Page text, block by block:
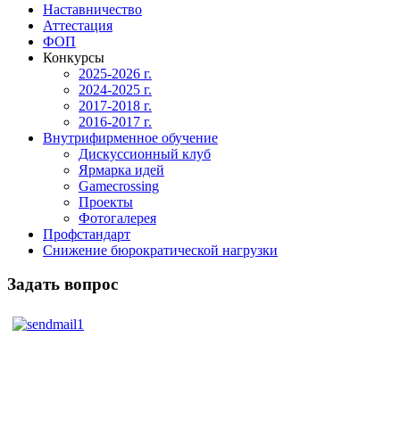
Наставничество
Аттестация
ФОП
Конкурсы
2025-2026 г.
2024-2025 г.
2017-2018 г.
2016-2017 г.
Внутрифирменное обучение
Дискуссионный клуб
Ярмарка идей
Gamecrossing
Проекты
Фотогалерея
Профстандарт
Снижение бюрократической нагрузки
Задать вопрос